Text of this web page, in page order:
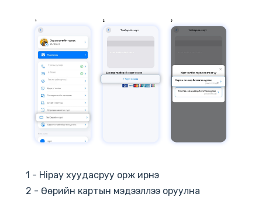
1 - Hipay хуудасруу орж ирнэ
2 - Өөрийн картын мэдээллээ оруулна